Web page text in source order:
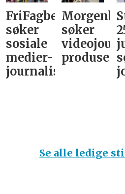
FriFagbevegelse
søker
sosiale
medier-
journalist
søker
produsent
Se alle ledige